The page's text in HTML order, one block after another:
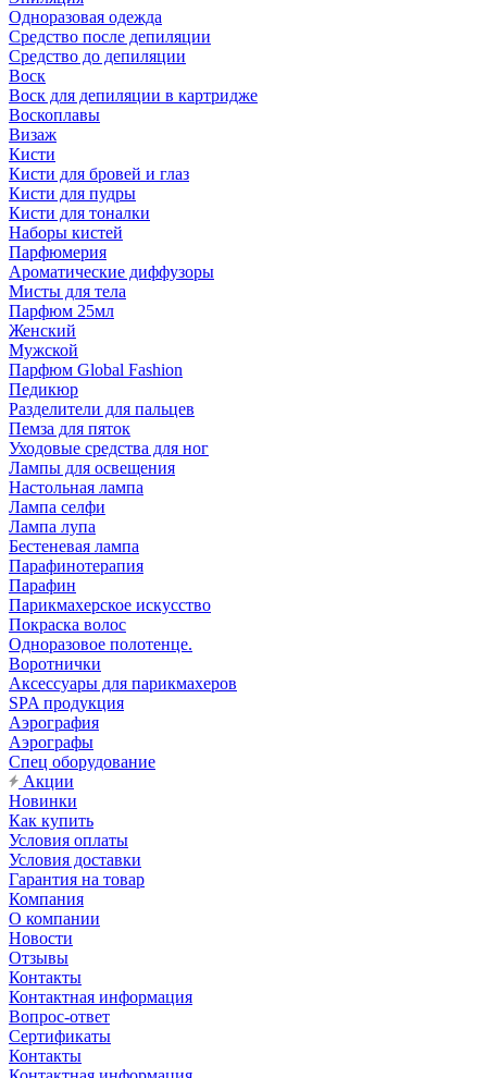
Одноразовая одежда
Средство после депиляции
Средство до депиляции
Воск
Воск для депиляции в картридже
Воскоплавы
Визаж
Кисти
Кисти для бровей и глаз
Кисти для пудры
Кисти для тоналки
Наборы кистей
Парфюмерия
Ароматические диффузоры
Мисты для тела
Парфюм 25мл
Женский
Мужской
Парфюм Global Fashion
Педикюр
Разделители для пальцев
Пемза для пяток
Уходовые средства для ног
Лампы для освещения
Настольная лампа
Лампа селфи
Лампа лупа
Бестеневая лампа
Парафинотерапия
Парафин
Парикмахерское искусство
Покраска волос
Одноразовое полотенце.
Воротнички
Аксессуары для парикмахеров
SPA продукция
Аэрография
Аэрографы
Спец оборудование
Акции
Новинки
Как купить
Условия оплаты
Условия доставки
Гарантия на товар
Компания
О компании
Новости
Отзывы
Контакты
Контактная информация
Вопрос-ответ
Сертификаты
Контакты